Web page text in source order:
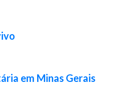
em Minas Gerais